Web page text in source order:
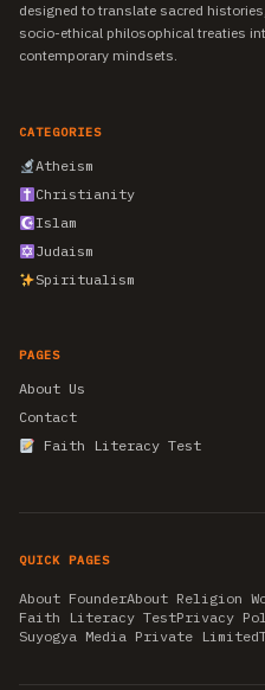
designed to translate sacred
socio-ethical philosophical treaties
contemporary mindsets.
CATEGORIES
Atheism
Christianity
Islam
Judaism
Spiritualism
PAGES
About Us
Contact
Faith Literacy Test
QUICK PAGES
About FounderAbout Religion
Faith Literacy TestPrivacy
Suyogya Media Private Limited